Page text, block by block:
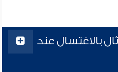
بالاغتسال عند